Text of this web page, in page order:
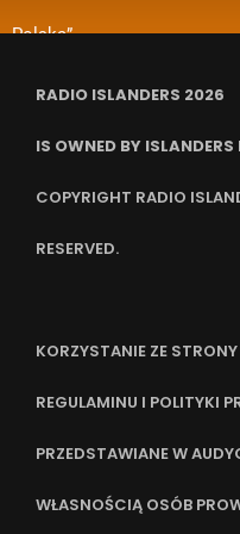
RADIO ISLANDERS 2026
IS OWNED BY
COPYRIGHT RADIO
RESERVED.
KORZYSTANIE ZE
REGULAMINU I POLITYKI
PRZEDSTAWIANE W
WŁASNOŚCIĄ OSÓB